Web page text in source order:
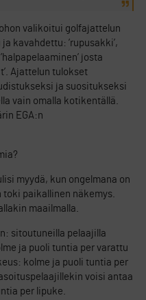
valikoitui golfajattelun
kavahdettu: ’rupusakki’,
josta
Ajattelun tulokset
ja suositukseksi
vain omalla kotikentällä.
EGA:n
myydä, kun ongelmana on
toki paikallinen näkemys.
maailmalla.
sitoutuneilla pelaajilla
ja puoli tuntia per varattu
kolme ja puoli tuntia per
voisi antaa
per lipuke.